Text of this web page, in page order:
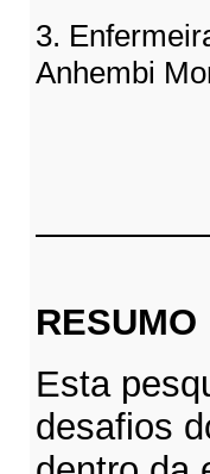
3.
Anhembi
RESUMO
Esta
desafios